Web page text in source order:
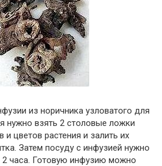
из норичника узловатого для
нужно взять 2 столовые ложки
и цветов растения и залить их
Затем посуду с инфузией нужно
2 часа. Готовую инфузию можно